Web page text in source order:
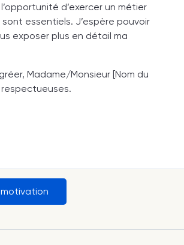
d’exercer un métier
essentiels. J’espère pouvoir
exposer plus en détail ma
Madame/Monsieur [Nom du